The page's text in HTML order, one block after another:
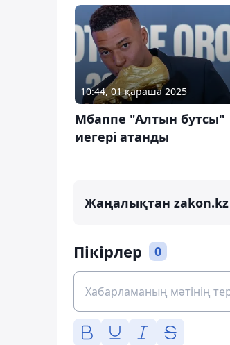
10:44, 01 қараша 2025
Мбаппе "Алтын бутсы"
иегері атанды
Жаңалықтан
Пікірлер 0